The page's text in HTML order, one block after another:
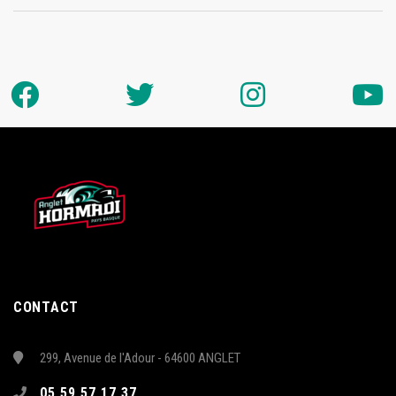
CONTACT
299, Avenue de l'Adour - 64600 ANGLET